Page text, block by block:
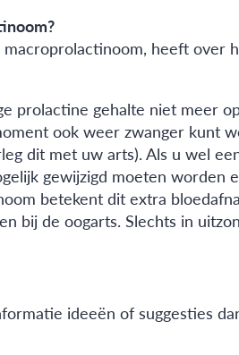
heeft over
prolactine gehalte niet meer
ook weer zwanger kunt
dit met uw arts). Als u wel
gewijzigd moeten
betekent dit extra
bij de oogarts. Slechts in
ideeën of suggesties